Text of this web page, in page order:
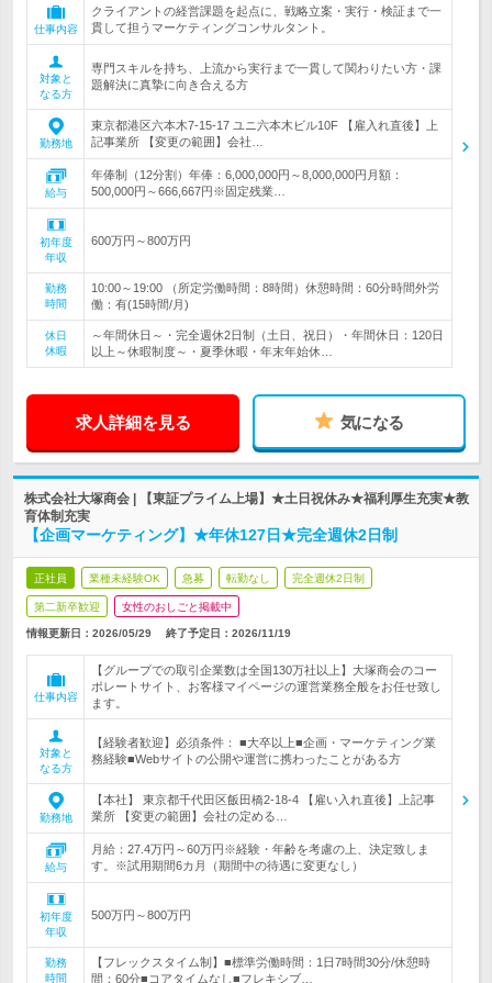
仕事内容
クライアントの経営課題を起点に、戦略立案・実行・検証まで一
貫して担うマーケティングコンサルタント。
対象と
なる方
専門スキルを持ち、上流から実行まで一貫して関わりたい方・課
題解決に真摯に向き合える方
勤務地
東京都港区六本木7-15-17 ユニ六本木ビル10F 【雇入れ直後】上
記事業所 【変更の範囲】会社…
給与
年俸制（12分割）年俸：6,000,000円～8,000,000円月額：
500,000円～666,667円※固定残業…
初年度
年収
600万円～800万円
勤務
時間
10:00～19:00 （所定労働時間：8時間）休憩時間：60分時間外労
働：有(15時間/月)
休日
休暇
～年間休日～・完全週休2日制（土日、祝日）・年間休日：120日
以上～休暇制度～・夏季休暇・年末年始休…
求人詳細を見る 気になる
株式会社大塚商会 | 【東証プライム上場】★土日祝休み★福利厚生充実★教
育体制充実
【企画マーケティング】★年休127日★完全週休2日制
正社員 業種未経験OK 急募 転勤なし 完全週休2日制
第二新卒歓迎 女性のおしごと掲載中
情報更新日：2026/05/29 終了予定日： 2026/11/19
仕事内容
【グループでの取引企業数は全国130万社以上】大塚商会のコー
ポレートサイト、お客様マイページの運営業務全般をお任せ致し
ます。
対象と
なる方
【経験者歓迎】必須条件： ■大卒以上■企画・マーケティング業
務経験■Webサイトの公開や運営に携わったことがある方
勤務地
【本社】 東京都千代田区飯田橋2-18-4 【雇い入れ直後】上記事
業所 【変更の範囲】会社の定める…
給与
月給：27.4万円～60万円※経験・年齢を考慮の上、決定致しま
す。※試用期間6カ月（期間中の待遇に変更なし）
初年度
年収
500万円～800万円
勤務
時間
【フレックスタイム制】■標準労働時間：1日7時間30分/休憩時
間：60分■コアタイムなし■フレキシブ…